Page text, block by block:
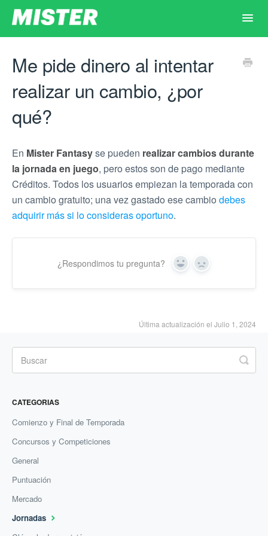
Inicio
Contacto
Me pide dinero al intentar
realizar un cambio, ¿por
qué?
En Mister Fantasyse pueden realizar cambios durante
la jornada en juego, pero estos son de pago mediante
Créditos. Todos los usuarios empiezan la temporada con
un cambio gratuito; una vez gastado ese cambio debes
adquirir más si lo consideras oportuno.
¿Respondimos tu pregunta? Yes No
Última actualización el Julio 1, 2024
CATEGORIAS
Comienzo y Final de Temporada
Concursos y Competiciones
General
Puntuación
Mercado
Jornadas